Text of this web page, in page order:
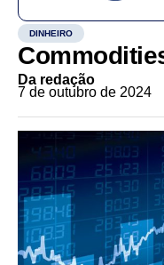
DINHEIRO
Da redação
7 de outubro de 2024